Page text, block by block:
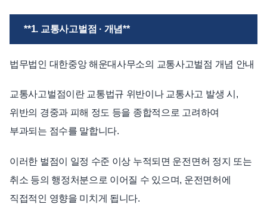
공지사항
뉴스레터/브로슈어
**1. 교통사고벌점 · 개념**
법무법인 대한중앙 해운대사무소의 교통사고벌점 개념 안내
교통사고벌점이란 교통법규 위반이나 교통사고 발생 시,
위반의 경중과 피해 정도 등을 종합적으로 고려하여
부과되는 점수를 말합니다.
이러한 벌점이 일정 수준 이상 누적되면 운전면허 정지 또는
취소 등의 행정처분으로 이어질 수 있으며, 운전면허에
직접적인 영향을 미치게 됩니다.